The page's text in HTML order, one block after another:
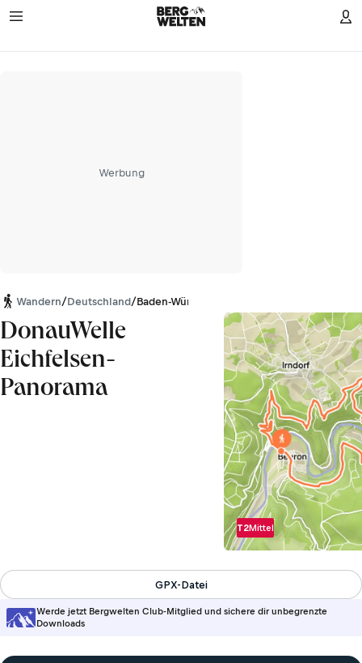
Werbung
Wandern/Deutschland/Baden-Württemberg
DonauWelle
Eichfelsen-
Panorama
T2Mittel
Werde jetzt Bergwelten Club-Mitglied und sichere dir unbegrenzte
Downloads
GPX-Datei